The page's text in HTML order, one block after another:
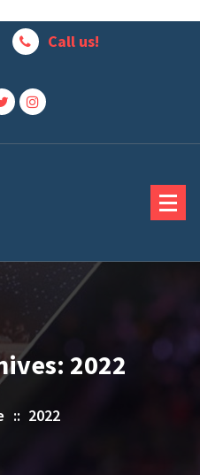
Call us!
2022
:: 2022